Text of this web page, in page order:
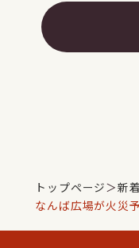
トップページ＞新
なんば広場が火災